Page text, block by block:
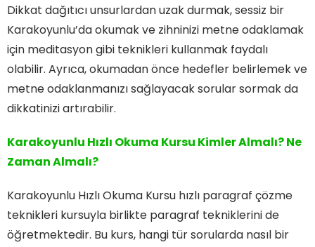
Dikkat dağıtıcı unsurlardan uzak durmak, sessiz bir
Karakoyunlu’da okumak ve zihninizi metne odaklamak
için meditasyon gibi teknikleri kullanmak faydalı
olabilir. Ayrıca, okumadan önce hedefler belirlemek ve
metne odaklanmanızı sağlayacak sorular sormak da
dikkatinizi artırabilir.
Karakoyunlu Hızlı Okuma Kursu Kimler Almalı? Ne
Zaman Almalı?
Karakoyunlu Hızlı Okuma Kursu hızlı paragraf çözme
teknikleri kursuyla birlikte paragraf tekniklerini de
öğretmektedir. Bu kurs, hangi tür sorularda nasıl bir